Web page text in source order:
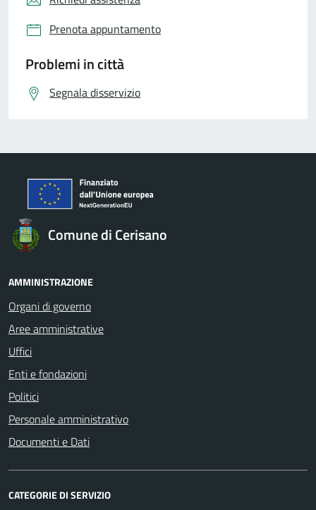
Prenota appuntamento
Problemi in città
Segnala disservizio
Comune di Cerisano
AMMINISTRAZIONE
Organi di governo
Aree amministrative
Uffici
Enti e fondazioni
Politici
Personale amministrativo
Documenti e Dati
CATEGORIE DI SERVIZIO